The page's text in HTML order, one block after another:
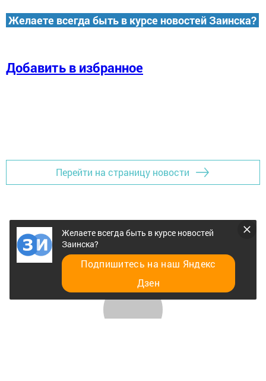
Желаете всегда быть в курсе новостей Заинска?
Добавить в избранное
Перейти на страницу новости
Желаете всегда быть в курсе новостей
Заинска?
Подпишитесь на наш Яндекс
Дзен